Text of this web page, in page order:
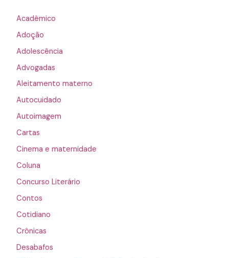
Acadêmico
Adoção
Adolescência
Advogadas
Aleitamento materno
Autocuidado
Autoimagem
Cartas
Cinema e maternidade
Coluna
Concurso Literário
Contos
Cotidiano
Crônicas
Desabafos